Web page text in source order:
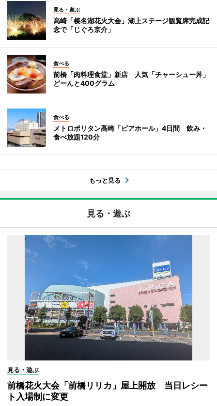
見る・遊ぶ
高崎「榛名湖花火大会」湖上ステージ観覧席完成記
念で「じぐろ京介」
食べる
前橋「肉料理食堂」新店 人気「チャーシュー丼」
どーんと400グラム
食べる
メトロポリタン高崎「ビアホール」4日間 飲み・
食べ放題120分
もっと見る
見る・遊ぶ
見る・遊ぶ
前橋花火大会「前橋リリカ」屋上開放 当日レシー
ト入場制に変更